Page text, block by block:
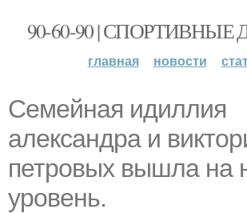
90-60-90 |
главная новости
Семейная идиллия
александра и
петровых вышла на
уровень.